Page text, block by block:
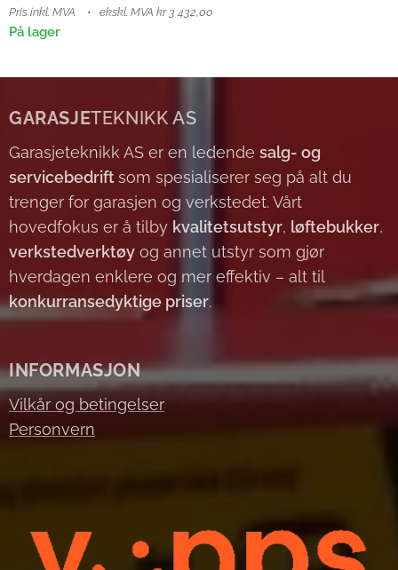
Pris inkl. MVA ekskl. MVA kr 3 432,00
På lager
GARASJETEKNIKK AS
Garasjeteknikk AS er en ledende salg- og
servicebedriftsom spesialiserer seg på alt du
trenger for garasjen og verkstedet. Vårt
hovedfokus er å tilby kvalitetsutstyr, løftebukker,
verkstedverktøy og annet utstyr som gjør
hverdagen enklere og mer effektiv – alt til
konkurransedyktige priser.
INFORMASJON
Vilkår og betingelser
Personvern